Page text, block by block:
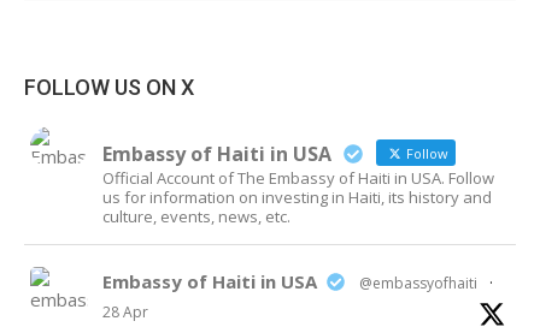
FOLLOW US ON X
Embassy of Haiti in USA Follow
Official Account of The Embassy of Haiti in USA. Follow
us for information on investing in Haiti, its history and
culture, events, news, etc.
Embassy of Haiti in USA @embassyofhaiti
·
28 Apr